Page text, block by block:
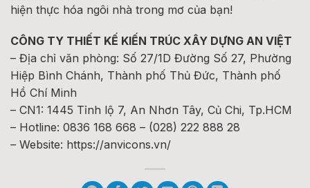
hiện thực hóa ngôi nhà trong mơ của bạn!
CÔNG TY THIẾT KẾ KIẾN TRÚC XÂY DỰNG AN VIỆT
– Địa chỉ văn phòng: Số 27/1D Đường Số 27, Phường
Hiệp Bình Chánh, Thành phố Thủ Đức, Thành phố
Hồ Chí Minh
– CN1: 1445 Tỉnh lộ 7, An Nhơn Tây, Củ Chi, Tp.HCM
– Hotline: 0836 168 668 – (028) 222 888 28
– Website: https://anvicons.vn/